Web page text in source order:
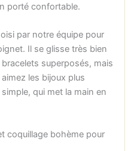
porté confortable.
par notre équipe pour
Il se glisse très bien
superposés, mais
les bijoux plus
qui met la main en
coquillage bohème pour